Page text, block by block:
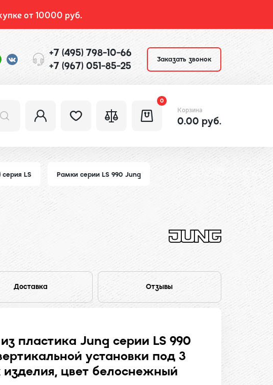
от 10000 руб.
+7 (495) 798-10-66
+7 (967) 051-85-25
Заказать звонок
0
Корзина
0.00 руб.
LS Рамки серии LS 990 Jung
Доставка Отзывы
пластика Jung серии LS 990
установки под 3
изделия, цвет белоснежный